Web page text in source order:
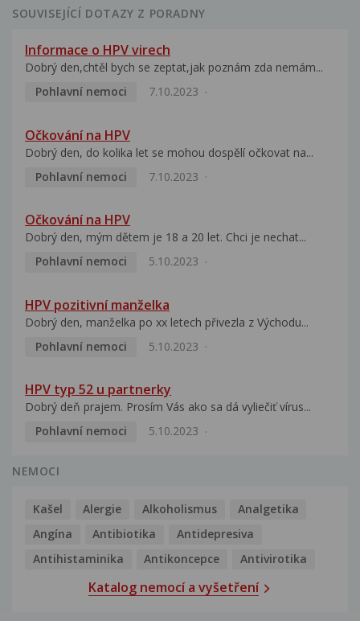
SOUVISEJÍCÍ DOTAZY Z PORADNY
Informace o HPV virech
Dobrý den,chtěl bych se zeptat,jak poznám zda nemám...
Pohlavní nemoci
7.10.2023
Očkování na HPV
Dobrý den, do kolika let se mohou dospělí očkovat na...
Pohlavní nemoci
7.10.2023
Očkování na HPV
Dobrý den, mým dětem je 18 a 20 let. Chci je nechat...
Pohlavní nemoci
5.10.2023
HPV pozitivní manželka
Dobrý den, manželka po xx letech přivezla z Východu...
Pohlavní nemoci
5.10.2023
HPV typ 52 u partnerky
Dobrý deň prajem. Prosím Vás ako sa dá vyliečiť vírus...
Pohlavní nemoci
5.10.2023
NEMOCI
Kašel Alergie Alkoholismus
Analgetika
Angína
Antibiotika
Antidepresiva
Antihistaminika
Antikoncepce Antivirotika
Katalog nemocí a vyšetření